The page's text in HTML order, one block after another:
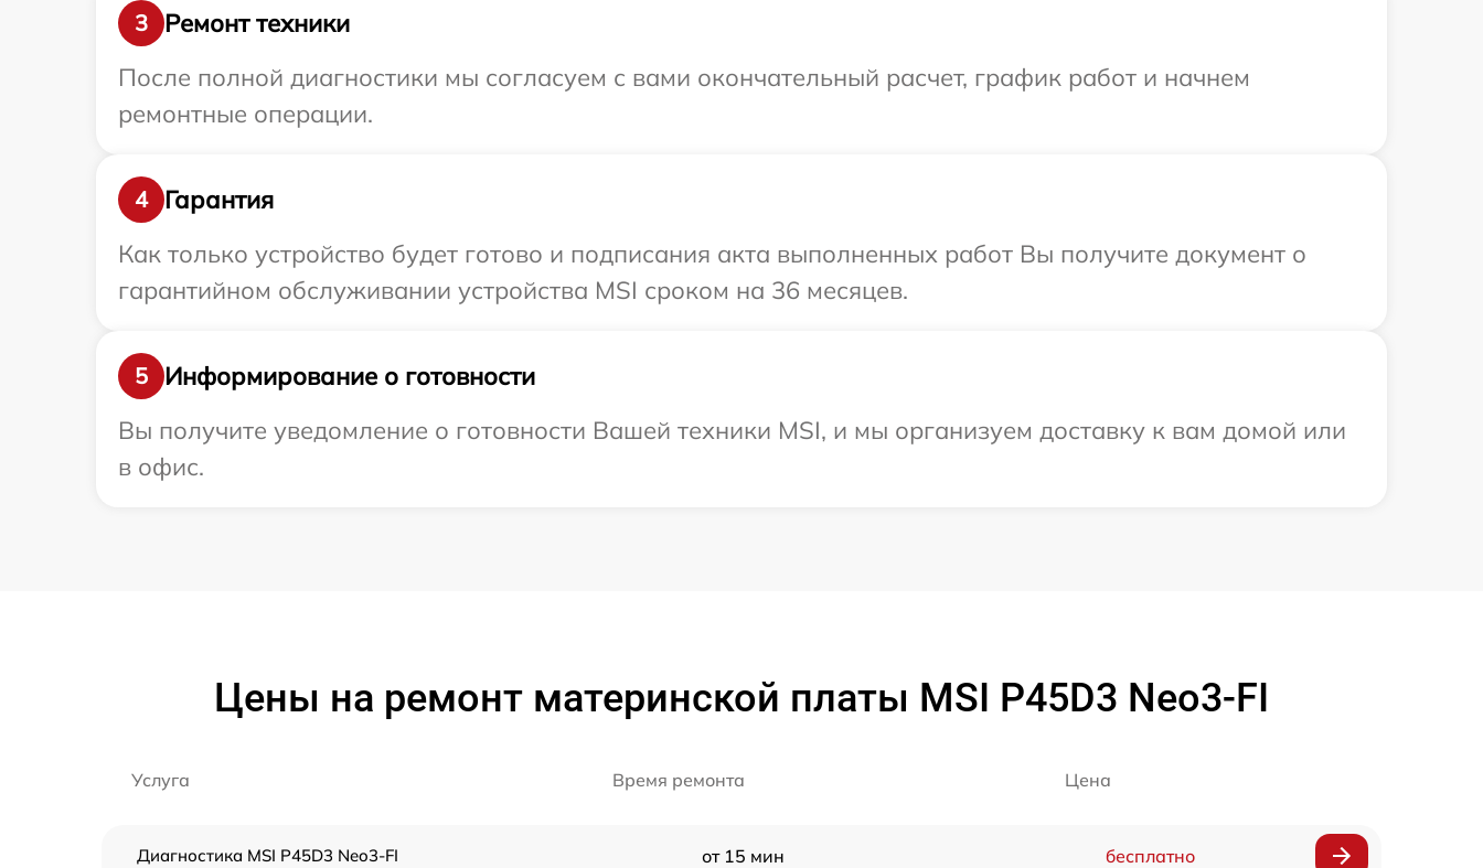
3
Ремонт техники
После полной диагностики мы согласуем с вами окончательный расчет, график работ и начнем
ремонтные операции.
4
Гарантия
Как только устройство будет готово и подписания акта выполненных работ Вы получите документ о
гарантийном обслуживании устройства MSI сроком на 36 месяцев.
5
Информирование о готовности
Вы получите уведомление о готовности Вашей техники MSI, и мы организуем доставку к вам домой или
в офис.
Цены на ремонт материнской платы MSI P45D3 Neo3-FI
Услуга Время ремонта Цена
Диагностика MSI P45D3 Neo3-FI от 15 мин бесплатно